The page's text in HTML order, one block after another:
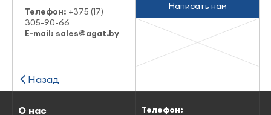
Телефон: +375 (17)
305-90-66
E-mail: sales@agat.by
Написать нам
Назад
О нас
Телефон: